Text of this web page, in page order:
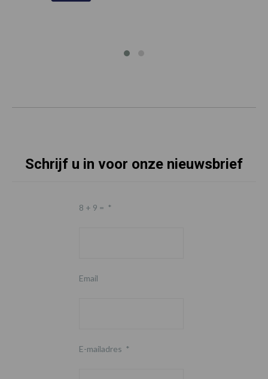
Schrijf u in voor onze nieuwsbrief
8 + 9 = *
Email
E-mailadres *